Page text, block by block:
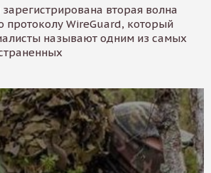
вторая волна
протоколу WireGuard, который
называют одним из самых